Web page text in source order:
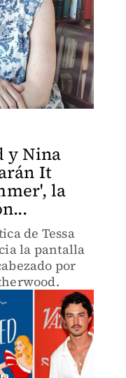
y Nina
It
la
de Tessa
la pantalla
por